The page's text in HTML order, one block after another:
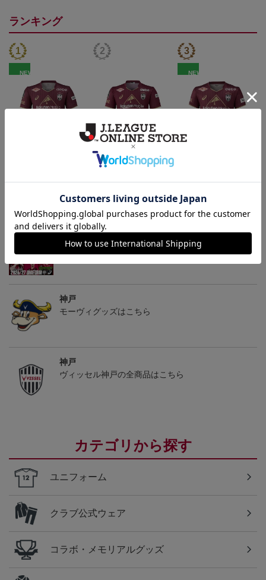
ランキング
NEW
26/27_【オーセン】ユニ
NEW
トピックス
26/27シーズンユニフォームはこちら
神戸
モーヴィグッズはこちら
神戸
ヴィッセル神戸の全商品はこちら
カテゴリから探す
ユニフォーム
クラブ公式ウェア
コラボ・メモリアルグッズ